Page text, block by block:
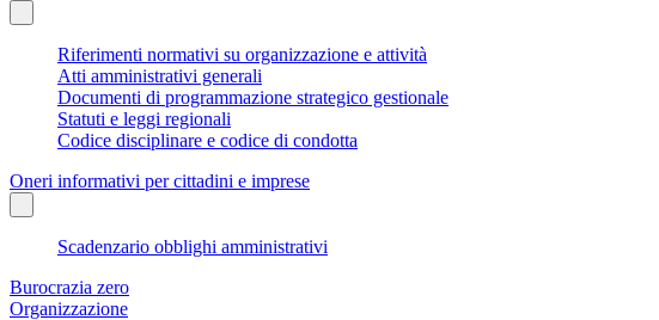
Riferimenti normativi su organizzazione e attività
Atti amministrativi generali
Documenti di programmazione strategico gestionale
Statuti e leggi regionali
Codice disciplinare e codice di condotta
Oneri informativi per cittadini e imprese
Scadenzario obblighi amministrativi
Burocrazia zero
Organizzazione